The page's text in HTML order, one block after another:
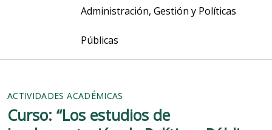
Administración, Gestión y Políticas
Públicas
ACTIVIDADES ACADÉMICAS
Curso: “Los estudios de